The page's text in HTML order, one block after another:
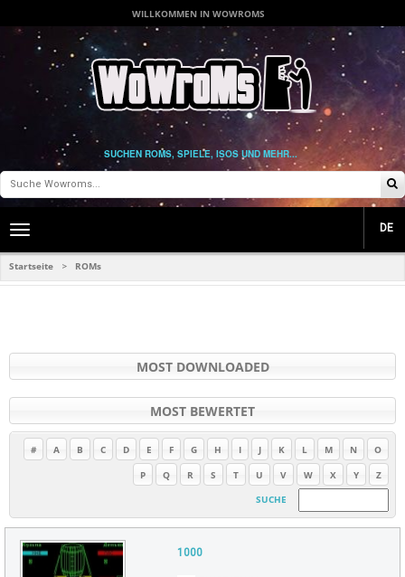
WILLKOMMEN IN WOWROMS
SUCHEN ROMS, SPIELE, ISOS UND MEHR...
Toggle
navigation
DE
Startseite > ROMs
MOST DOWNLOADED
MOST BEWERTET
# A B C D E F G H I J K L M N
O
P
Q R S T U V W X Y
Z
SUCHE
1000